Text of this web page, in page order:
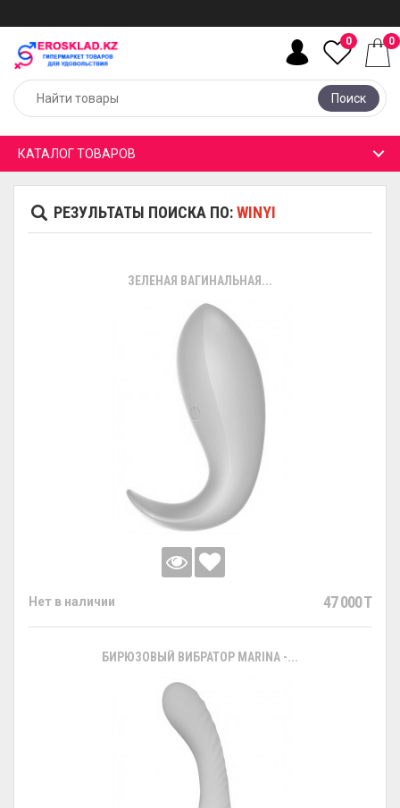
Поиск
0 0
КАТАЛОГ ТОВАРОВ
РЕЗУЛЬТАТЫ ПОИСКА ПО:WINYI
ЗЕЛЕНАЯ ВАГИНАЛЬНАЯ...
Нет в наличии 47 000 T
БИРЮЗОВЫЙ ВИБРАТОР MARINA -...